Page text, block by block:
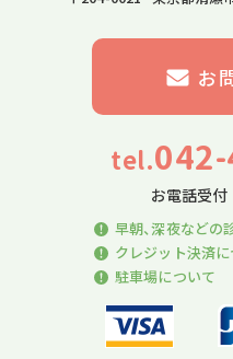
お
tel.
お電話受付
早朝、深夜などの
クレジット決済
駐車場について